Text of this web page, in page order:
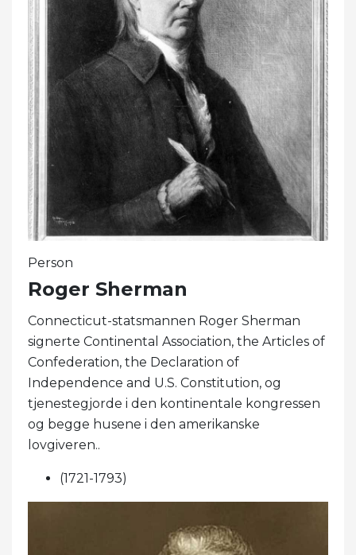
Person
Roger Sherman
Connecticut-statsmannen Roger Sherman
signerte Continental Association, the Articles of
Confederation, the Declaration of
Independence and U.S. Constitution, og
tjenestegjorde i den kontinentale kongressen
og begge husene i den amerikanske
lovgiveren..
(1721-1793)